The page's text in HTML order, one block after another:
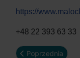
https://
+48 22 393 63 33
Poprzednia
Poprzednia